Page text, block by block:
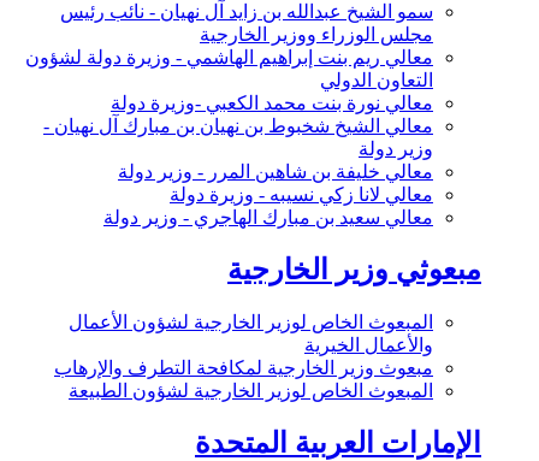
سمو الشيخ عبدالله بن زايد آل نهيان - نائب رئيس
مجلس الوزراء ووزير الخارجية
معالي ريم بنت إبراهيم الهاشمي - وزيرة دولة لشؤون
التعاون الدولي
معالي نورة بنت محمد الكعبي -وزيرة دولة
معالي الشيخ شخبوط بن نهيان بن مبارك آل نهيان -
وزير دولة
معالي خليفة بن شاهين المرر - وزير دولة
معالي لانا زكي نسيبه - وزيرة دولة
معالي سعيد بن مبارك الهاجري - وزير دولة
مبعوثي وزير الخارجية
المبعوث الخاص لوزير الخارجية لشؤون الأعمال
والأعمال الخيرية
مبعوث وزير الخارجية لمكافحة التطرف والإرهاب
المبعوث الخاص لوزير الخارجية لشؤون الطبيعة
الإمارات العربية المتحدة